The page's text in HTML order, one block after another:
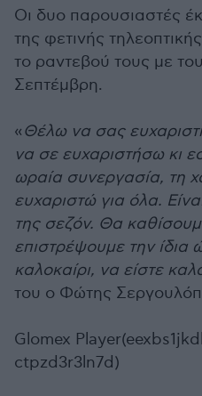
Οι δυο παρουσιαστές
της φετινής
το ραντεβού τους με
Σεπτέμβρη.
«Θέλω να σας
να σε ευχαριστήσω κι
ωραία συνεργασία, τη
ευχαριστώ για όλα.
της σεζόν. Θα
επιστρέψουμε την
καλοκαίρι, να είστε
του ο Φώτης
Glomex
ctpzd3r3ln7d)